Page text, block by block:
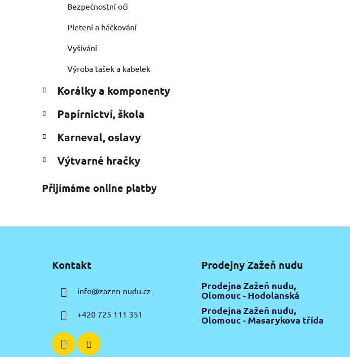
Bezpečnostní oči
Pletení a háčkování
Vyšívání
Výroba tašek a kabelek
Korálky a komponenty
Papírnictví, škola
Karneval, oslavy
Výtvarné hračky
Přijímáme online platby
Kontakt
info@zazen-nudu.cz
+420 725 111 351
Prodejny Zažeň nudu
Prodejna Zažeň nudu,
Olomouc - Hodolanská
Prodejna Zažeň nudu,
Olomouc - Masarykova třída